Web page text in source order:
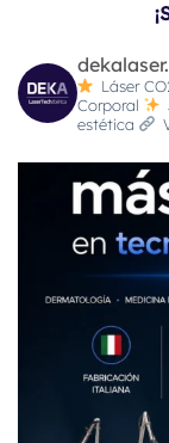
Láser
Corporal
estética